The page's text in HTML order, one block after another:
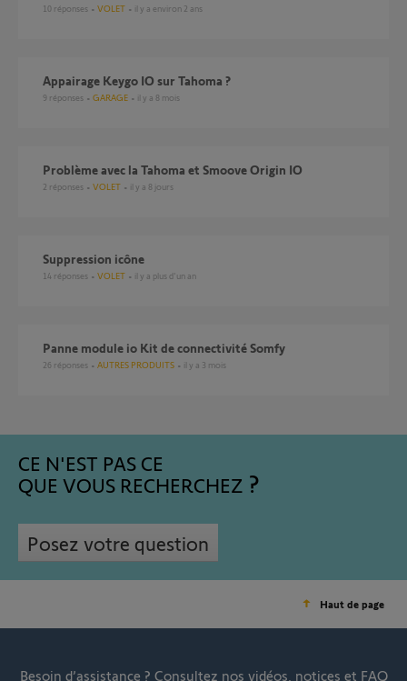
10 réponses VOLET il y a environ 2 ans
Appairage Keygo IO sur Tahoma ?
9 réponses GARAGE il y a 8 mois
Problème avec la Tahoma et Smoove Origin IO
2 réponses VOLET il y a 8 jours
Suppression icône
14 réponses VOLET il y a plus d'un an
Panne module io Kit de connectivité Somfy
26 réponses AUTRES PRODUITS il y a 3 mois
CE N'EST PAS CE
QUE VOUS RECHERCHEZ
Posez votre question
Haut de page
Besoin d’assistance ? Consultez nos vidéos, notices et FAQ